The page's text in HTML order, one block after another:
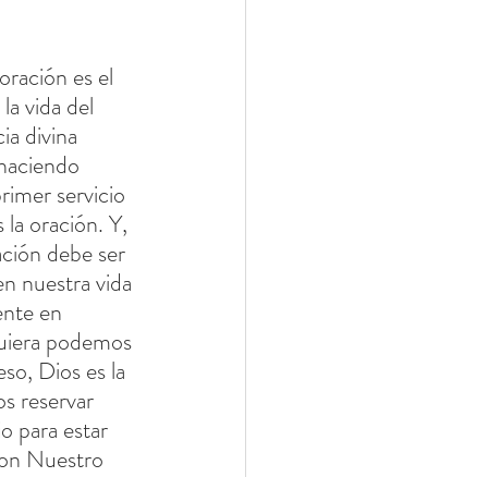
es el
vida del
divina
servicio
la oración. Y,
debe ser
nuestra vida
en
podemos
Dios es la
reservar
para estar
Nuestro